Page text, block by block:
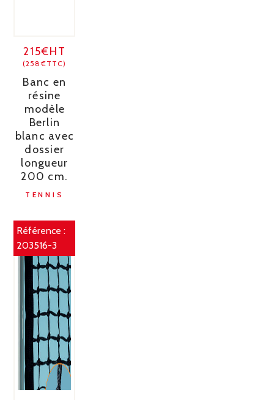
215€HT
(258€TTC)
Banc en
résine
modèle
Berlin
blanc avec
dossier
longueur
200 cm.
TENNIS
Référence :
203516-3